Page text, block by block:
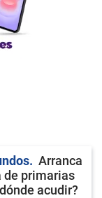
Arranca
de primarias
acudir?